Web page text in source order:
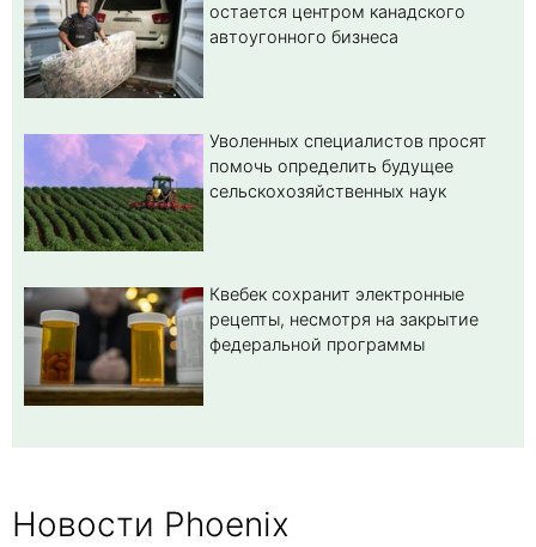
остается центром канадского
автоугонного бизнеса
Уволенных специалистов просят
помочь определить будущее
сельскохозяйственных наук
Квебек сохранит электронные
рецепты, несмотря на закрытие
федеральной программы
Новости Phoenix